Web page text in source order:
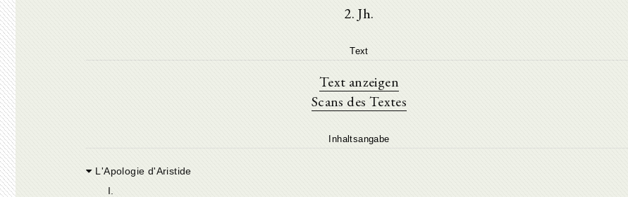
2. Jh.
Text
Text anzeigen
Scans des Textes
Inhaltsangabe
L'Apologie d'Aristide
I.